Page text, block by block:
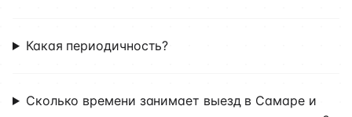
Какая периодичность?
Сколько времени занимает выезд в Самаре и